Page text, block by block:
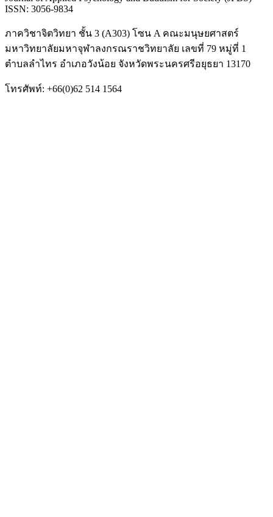
ISSN: 3056-9834
ภาควิชาจิตวิทยา ชั้น 3 (A303) โซน A คณะมนุษยศาสตร์
มหาวิทยาลัยมหาจุฬาลงกรณราชวิทยาลัย เลขที่ 79 หมู่ที่ 1
ตำบลลำไทร อำเภอวังน้อย จังหวัดพระนครศรีอยุธยา 13170
โทรศัพท์: +66(0)62 514 1564